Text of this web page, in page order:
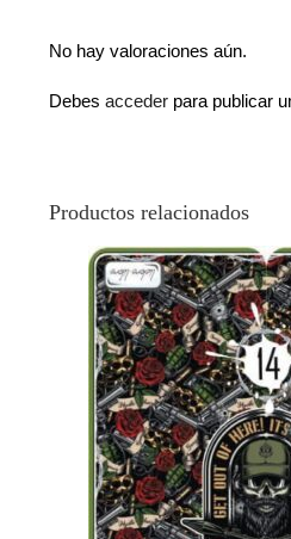
No hay valoraciones aún.
Debesacceder para publicar
Productos relacionados